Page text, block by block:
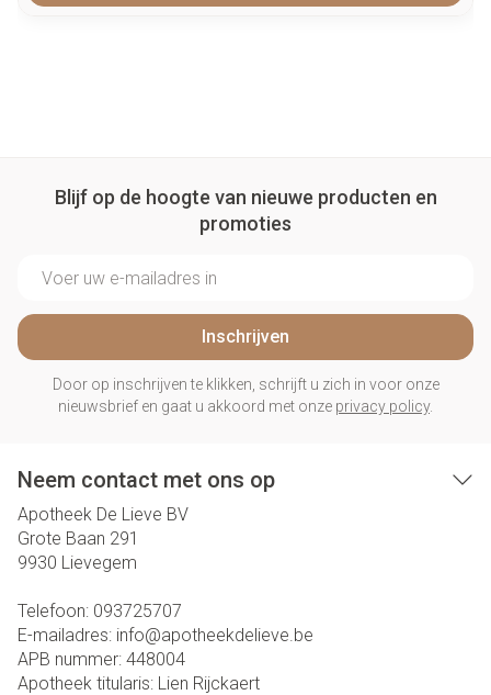
Blijf op de hoogte van nieuwe producten en
promoties
Inschrijven
Door op inschrijven te klikken, schrijft u zich in voor onze
nieuwsbrief en gaat u akkoord met onze privacy policy.
Neem contact met ons op
Apotheek De Lieve BV
Grote Baan 291
9930 Lievegem
Telefoon: 093725707
E-mailadres: info@apotheekdelieve.be
APB nummer: 448004
Apotheek titularis: Lien Rijckaert